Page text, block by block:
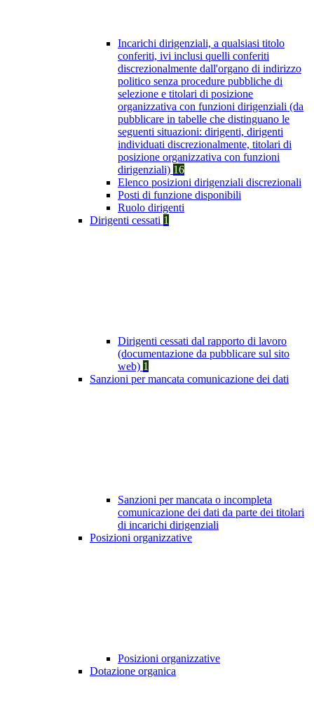
Incarichi dirigenziali, a qualsiasi titolo
conferiti, ivi inclusi quelli conferiti
discrezionalmente dall'organo di indirizzo
politico senza procedure pubbliche di
selezione e titolari di posizione
organizzativa con funzioni dirigenziali (da
pubblicare in tabelle che distinguano le
seguenti situazioni: dirigenti, dirigenti
individuati discrezionalmente, titolari di
posizione organizzativa con funzioni
dirigenziali) 16
Elenco posizioni dirigenziali discrezionali
Posti di funzione disponibili
Ruolo dirigenti
Dirigenti cessati 1
Dirigenti cessati dal rapporto di lavoro
(documentazione da pubblicare sul sito
web) 1
Sanzioni per mancata comunicazione dei dati
Sanzioni per mancata o incompleta
comunicazione dei dati da parte dei titolari
di incarichi dirigenziali
Posizioni organizzative
Posizioni organizzative
Dotazione organica